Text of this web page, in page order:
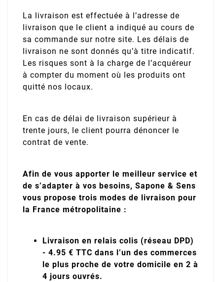
La livraison est effectuée à l’adresse de
livraison que le client a indiqué au cours de
sa commande sur notre site. Les délais de
livraison ne sont donnés qu’à titre indicatif.
Les risques sont à la charge de l’acquéreur
à compter du moment où les produits ont
quitté nos locaux.
En cas de délai de livraison supérieur à
trente jours, le client pourra dénoncer le
contrat de vente.
Afin de vous apporter le meilleur service et
de s’adapter à vos besoins, Sapone & Sens
vous propose trois modes de livraison pour
la France métropolitaine :
Livraison en relais colis (réseau DPD)
- 4.95 € TTC dans l’un des commerces
le plus proche de votre domicile en 2 à
4 jours ouvrés.